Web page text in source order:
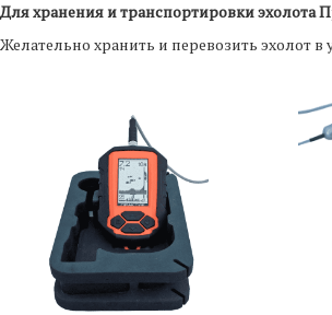
Для хранения и транспортировки эхолота
Желательно хранить и перевозить эхолот